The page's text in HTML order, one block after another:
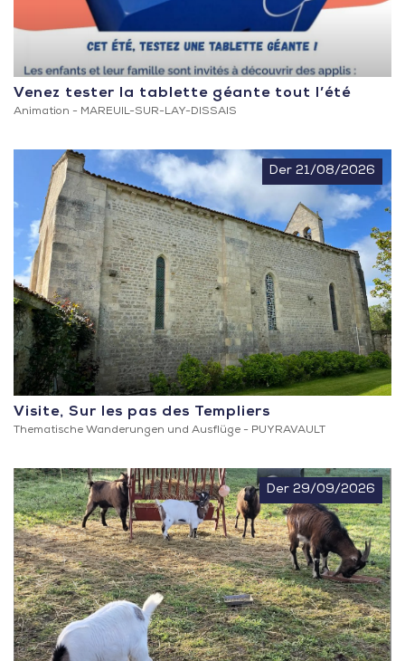
Venez tester la tablette géante tout l’été
Animation - MAREUIL-SUR-LAY-DISSAIS
Der 21/08/2026
Visite, Sur les pas des Templiers
Thematische Wanderungen und Ausflüge - PUYRAVAULT
Der 29/09/2026